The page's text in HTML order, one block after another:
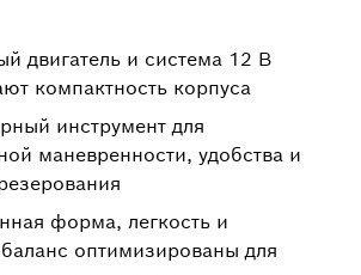
двигатель и система 12 В
компактность корпуса
инструмент для
маневренности, удобства и
форма, легкость и
оптимизированы для